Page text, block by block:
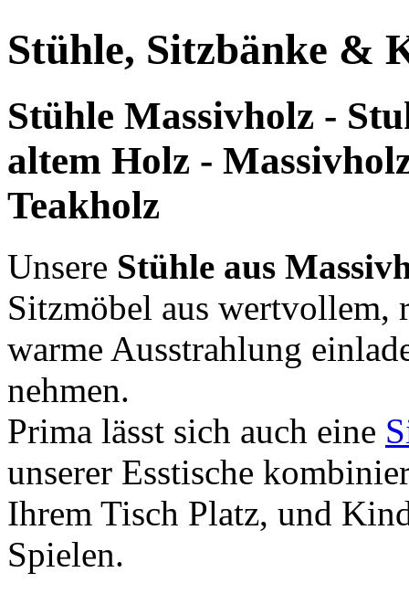
Stühle, Sitzbänke &
Stühle Massivholz -
altem Holz -
Teakholz
Unsere Stühle aus
Sitzmöbel aus wertvollem,
warme Ausstrahlung
nehmen.
Prima lässt sich auch eine
unserer Esstische
Ihrem Tisch Platz, und
Spielen.